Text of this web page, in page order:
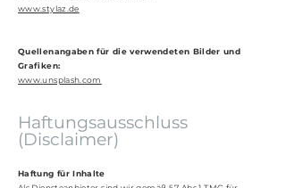
www.stylaz.de
Quellenangaben für die verwendeten Bilder und
Grafiken:
www.unsplash.com
Haftungsausschluss
(Disclaimer)
Haftung für Inhalte